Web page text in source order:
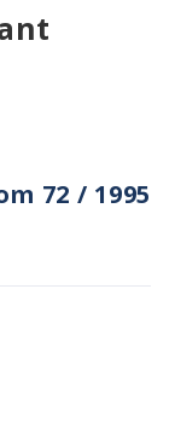
72 / 1995